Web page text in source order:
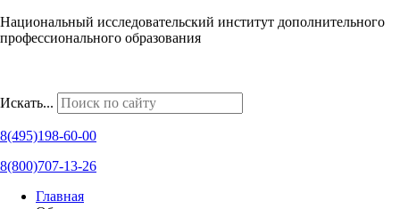
Национальный исследовательский институт дополнительного
профессионального образования
Искать...
8(495)198-60-00
8(800)707-13-26
Главная